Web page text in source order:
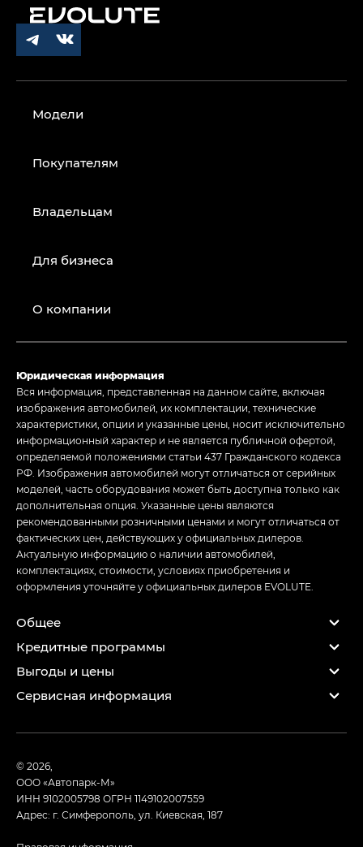
Модели
Покупателям
Владельцам
Для бизнеса
О компании
Юридическая информация
Вся информация, представленная на данном сайте, включая
изображения автомобилей, их комплектации, технические
характеристики, опции и указанные цены, носит исключительно
информационный характер и не является публичной офертой,
определяемой положениями статьи 437 Гражданского кодекса
РФ. Изображения автомобилей могут отличаться от серийных
моделей, часть оборудования может быть доступна только как
дополнительная опция. Указанные цены являются
рекомендованными розничными ценами и могут отличаться от
фактических цен, действующих у официальных дилеров.
Актуальную информацию о наличии автомобилей,
комплектациях, стоимости, условиях приобретения и
оформления уточняйте у официальных дилеров EVOLUTE.
Общее
Кредитные программы
Выгоды и цены
Сервисная информация
© 2026,
ООО «Автопарк-М»
ИНН 9102005798 ОГРН 1149102007559
Адрес: г. Симферополь, ул. Киевская, 187